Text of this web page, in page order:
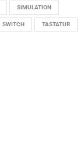
SIMULATION
SWITCH TASTATUR